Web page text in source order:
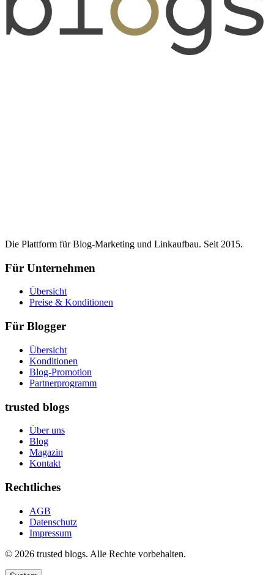
Die Plattform für Blog-Marketing und Linkaufbau. Seit 2015.
Für Unternehmen
Übersicht
Preise & Konditionen
Für Blogger
Übersicht
Konditionen
Blog-Promotion
Partnerprogramm
trusted blogs
Über uns
Blog
Magazin
Kontakt
Rechtliches
AGB
Datenschutz
Impressum
© 2026 trusted blogs. Alle Rechte vorbehalten.